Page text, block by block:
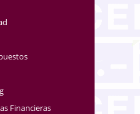
Financieras